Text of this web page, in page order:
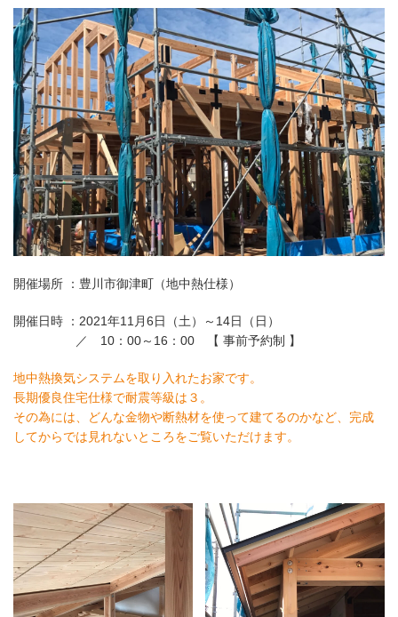
開催場所 ：豊川市御津町（地中熱仕様）
開催日時 ：2021年11月6日（土）～14日（日）
／ 10：00～16：00 【 事前予約制 】
地中熱換気システムを取り入れたお家です。
長期優良住宅仕様で耐震等級は３。
その為には、どんな金物や断熱材を使って建てるのかなど、完成
してからでは見れないところをご覧いただけます。